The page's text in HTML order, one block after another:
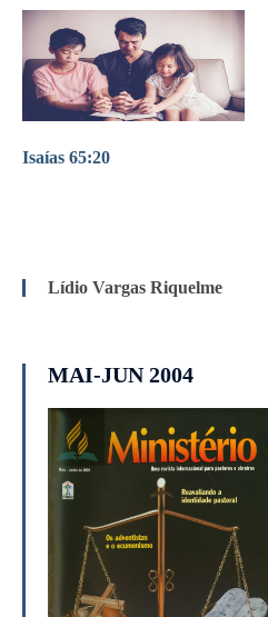
Isaías 65:20
Lídio Vargas Riquelme
MAI-JUN 2004